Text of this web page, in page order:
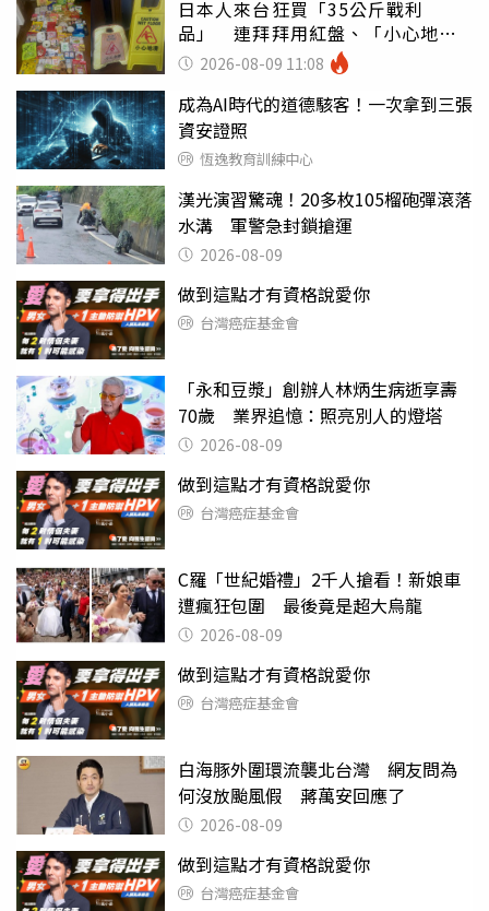
日本人來台狂買「35公斤戰利
品」 連拜拜用紅盤、「小心地
滑」告示牌也帶回家
2026-08-09 11:08
成為AI時代的道德駭客！一次拿到三張
資安證照
恆逸教育訓練中心
漢光演習驚魂！20多枚105榴砲彈滾落
水溝 軍警急封鎖搶運
2026-08-09
做到這點才有資格說愛你
台灣癌症基金會
「永和豆漿」創辦人林炳生病逝享壽
70歲 業界追憶：照亮別人的燈塔
2026-08-09
做到這點才有資格說愛你
台灣癌症基金會
C羅「世紀婚禮」2千人搶看！新娘車
遭瘋狂包圍 最後竟是超大烏龍
2026-08-09
做到這點才有資格說愛你
台灣癌症基金會
白海豚外圍環流襲北台灣 網友問為
何沒放颱風假 蔣萬安回應了
2026-08-09
做到這點才有資格說愛你
台灣癌症基金會